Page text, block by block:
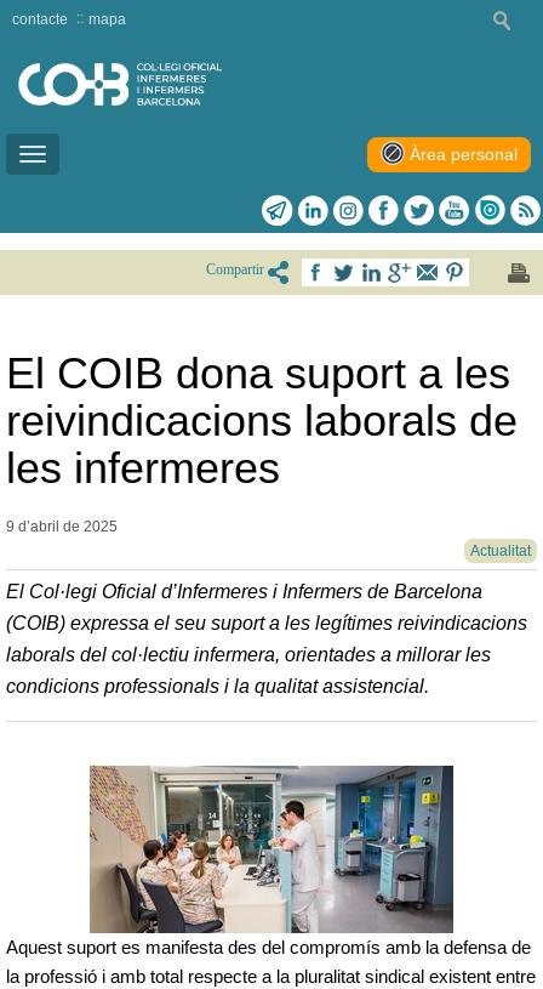
Toggle
contacte mapa
Àrea personal
Compartir
El COIB dona suport a les
reivindicacions laborals de
les infermeres
9 d’abril de 2025
Actualitat
El Col·legi Oficial d’Infermeres i Infermers de Barcelona
(COIB) expressa el seu suport a les legítimes reivindicacions
laborals del col·lectiu infermera, orientades a millorar les
condicions professionals i la qualitat assistencial.
Aquest suport es manifesta des del compromís amb la defensa de
la professió i amb total respecte a la pluralitat sindical existent entre